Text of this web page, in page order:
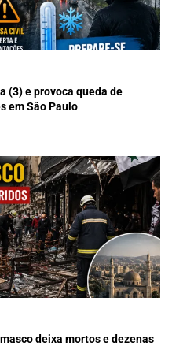
(3) e provoca queda de
em São Paulo
deixa mortos e dezenas